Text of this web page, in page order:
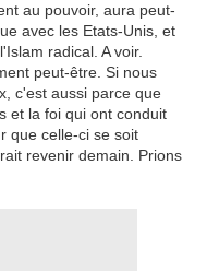
au pouvoir, aura peut-
avec les Etats-Unis, et
radical. A voir.
peut-être. Si nous
c'est aussi parce que
et la foi qui ont conduit
que celle-ci se soit
revenir demain. Prions